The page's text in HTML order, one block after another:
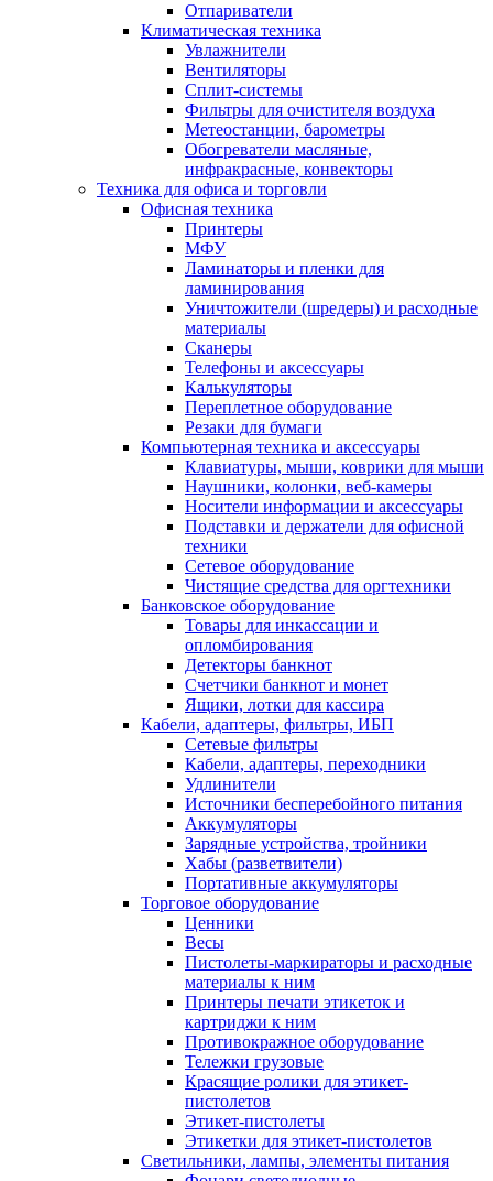
Отпариватели
Климатическая техника
Увлажнители
Вентиляторы
Сплит-системы
Фильтры для очистителя воздуха
Метеостанции, барометры
Обогреватели масляные,
инфракрасные, конвекторы
Техника для офиса и торговли
Офисная техника
Принтеры
МФУ
Ламинаторы и пленки для
ламинирования
Уничтожители (шредеры) и расходные
материалы
Сканеры
Телефоны и аксессуары
Калькуляторы
Переплетное оборудование
Резаки для бумаги
Компьютерная техника и аксессуары
Клавиатуры, мыши, коврики для мыши
Наушники, колонки, веб-камеры
Носители информации и аксессуары
Подставки и держатели для офисной
техники
Сетевое оборудование
Чистящие средства для оргтехники
Банковское оборудование
Товары для инкассации и
опломбирования
Детекторы банкнот
Счетчики банкнот и монет
Ящики, лотки для кассира
Кабели, адаптеры, фильтры, ИБП
Сетевые фильтры
Кабели, адаптеры, переходники
Удлинители
Источники бесперебойного питания
Аккумуляторы
Зарядные устройства, тройники
Хабы (разветвители)
Портативные аккумуляторы
Торговое оборудование
Ценники
Весы
Пистолеты-маркираторы и расходные
материалы к ним
Принтеры печати этикеток и
картриджи к ним
Противокражное оборудование
Тележки грузовые
Красящие ролики для этикет-
пистолетов
Этикет-пистолеты
Этикетки для этикет-пистолетов
Светильники, лампы, элементы питания